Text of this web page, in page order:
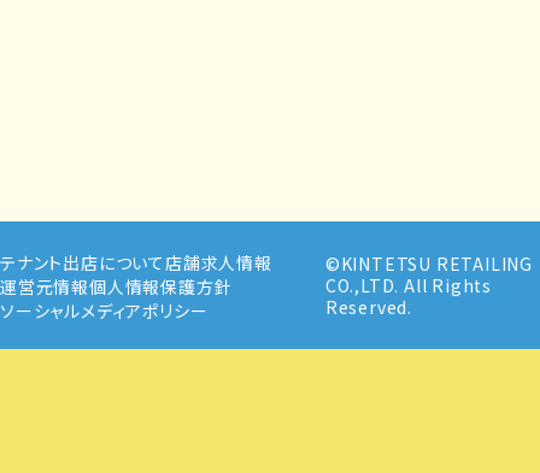
テナント出店について店舗求人情報
運営元情報個人情報保護方針
ソーシャルメディアポリシー
©KINTETSU RETAILING
CO.,LTD. All Rights
Reserved.